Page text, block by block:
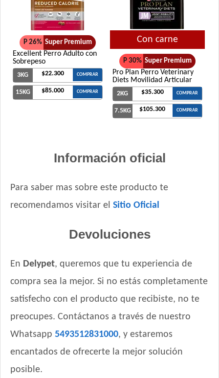
P 26% Super Premium
Excellent Perro Adulto con
Sobrepeso
3KG $22.300 COMPRAR
15KG $85.000 COMPRAR
Con carne
P 30% Super Premium
Pro Plan Perro Veterinary
Diets Movilidad Articular
2KG $35.300 COMPRAR
7.5KG $105.300 COMPRAR
Información oficial
Para saber mas sobre este producto te
recomendamos visitar el Sitio Oficial
Devoluciones
En Delypet, queremos que tu experiencia de
compra sea la mejor. Si no estás completamente
satisfecho con el producto que recibiste, no te
preocupes. Contáctanos a través de nuestro
Whatsapp 5493512831000, y estaremos
encantados de ofrecerte la mejor solución
posible.